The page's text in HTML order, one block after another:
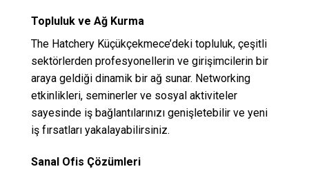
Topluluk ve Ağ Kurma
The Hatchery Küçükçekmece’deki topluluk, çeşitli
sektörlerden profesyonellerin ve girişimcilerin bir
araya geldiği dinamik bir ağ sunar. Networking
etkinlikleri, seminerler ve sosyal aktiviteler
sayesinde iş bağlantılarınızı genişletebilir ve yeni
iş fırsatları yakalayabilirsiniz.
Sanal Ofis Çözümleri